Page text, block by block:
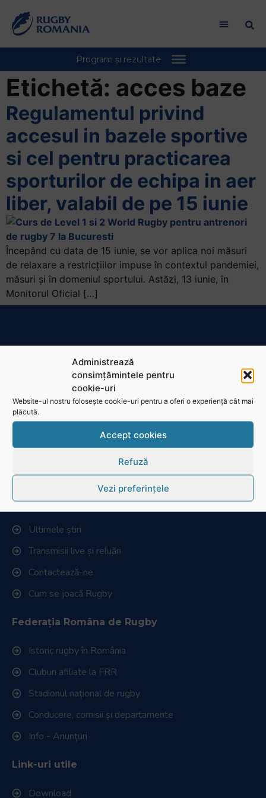
Administrează
consimțămintele pentru
cookie-uri
Website-ul nostru folosește cookie-uri pentru a oferi o experiență cât mai
plăcută.
Accept cookies
Refuză
Vezi preferințele
Etichetă: acces baze
Regulamentul privind
accesul in bazele sportive
si cel pentru practicarea
sporturilor de echipa in aer
liber, valabil de pe 15 iunie
Începând cu data de 15 iunie, se vor aplica noi măsuri
de relaxare a restricţiilor impuse în contextul pandemiei,
măsuri și în domeniul sportului. Astăzi, 13 iunie, în
Monitorul Oficial […]
Bd. Mărăști nr. 18-20, sector 1, București
Telefon:031.1000.500
Fax: 031.1000.400
© Toate drepturile sunt rezervate.
Website realizat și întreținut deSINGA
Navighează în website
Ultimele știri
Transmisii live și reluări
Contactează-ne
Cum se joacă Rugby
Federația Româna de Rugby
Istoric rugby în România
Cluburi afiliate la FRR
Stadionul național de rugby
Conducere, comisii și departamente
Info - Anunțuri
Link-uri utile
Download